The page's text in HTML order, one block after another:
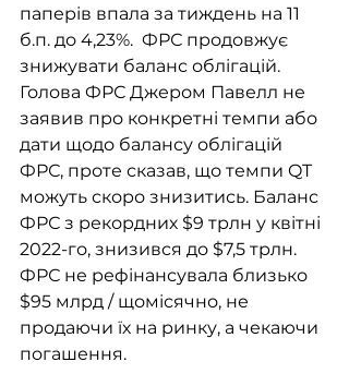
паперів впала за тиждень на 11
б.п. до 4,23%.  ФРС продовжує
знижувати баланс облігацій.
Голова ФРС Джером Павелл не
заявив про конкретні темпи або
дати щодо балансу облігацій
ФРС, проте сказав, що темпи QT
можуть скоро знизитись. Баланс
ФРС з рекордних $9 трлн у квітні
2022-го, знизився до $7,5 трлн.
ФРС не рефінансувала близько
$95 млрд / щомісячно, не
продаючи їх на ринку, а чекаючи
погашення.